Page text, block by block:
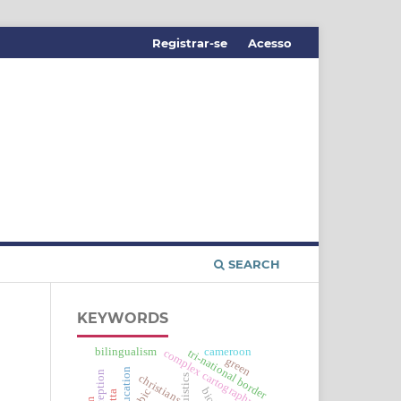
SEARCH
Registrar-se Acesso
KEYWORDS
complex cartography
christians
education tri-national border
cameroon
green
bilingualism